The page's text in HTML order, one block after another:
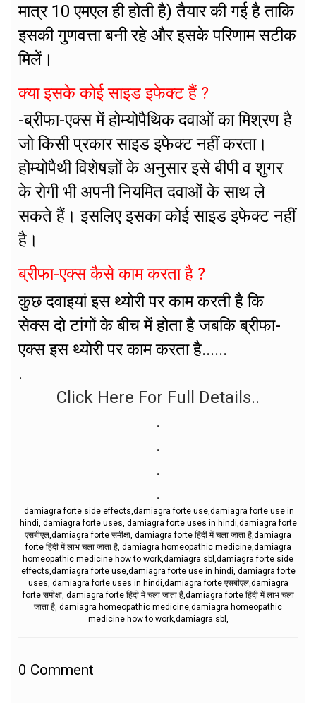
मात्र 10 एमएल ही होती है) तैयार की गई है ताकि
इसकी गुणवत्ता बनी रहे और इसके परिणाम सटीक
मिलें।
क्या इसके कोई साइड इफेक्ट हैं ?
-ब्रीफा-एक्स में होम्योपैथिक दवाओं का मिश्रण है
जो किसी प्रकार साइड इफेक्ट नहीं करता।
होम्योपैथी विशेषज्ञों के अनुसार इसे बीपी व शुगर
के रोगी भी अपनी नियमित दवाओं के साथ ले
सकते हैं। इसलिए इसका कोई साइड इफेक्ट नहीं
है।
ब्रीफा-एक्स कैसे काम करता है ?
कुछ दवाइयां इस थ्योरी पर काम करती है कि
सेक्स दो टांगों के बीच में होता है जबकि ब्रीफा-
एक्स इस थ्योरी पर काम करता है......
.
Click Here For Full Details..
.
.
.
.
damiagra forte side effects,damiagra forte use,damiagra forte use in
hindi, damiagra forte uses, damiagra forte uses in hindi,damiagra forte
एसबीएल,damiagra forte समीक्षा, damiagra forte हिंदी में चला जाता है,damiagra
forte हिंदी में लाभ चला जाता है, damiagra homeopathic medicine,damiagra
homeopathic medicine how to work,damiagra sbl,damiagra forte side
effects,damiagra forte use,damiagra forte use in hindi, damiagra forte
uses, damiagra forte uses in hindi,damiagra forte एसबीएल,damiagra
forte समीक्षा, damiagra forte हिंदी में चला जाता है,damiagra forte हिंदी में लाभ चला
जाता है, damiagra homeopathic medicine,damiagra homeopathic
medicine how to work,damiagra sbl,
0 Comment